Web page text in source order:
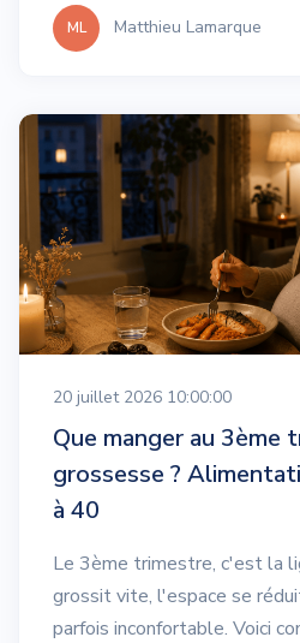
ML Matthieu Lamarque
20 juillet 2026 10:00:00
Que manger au 3ème
grossesse ?
à 40
Le 3ème trimestre, c'est la
grossit vite, l'espace se
parfois inconfortable. Voici